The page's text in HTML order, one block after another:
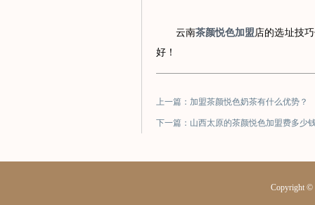
云南茶颜悦色加盟店的选址技
好！
上一篇：加盟茶颜悦色奶茶有什么优势？
下一篇：山西太原的茶颜悦色加盟费多少
Copyright